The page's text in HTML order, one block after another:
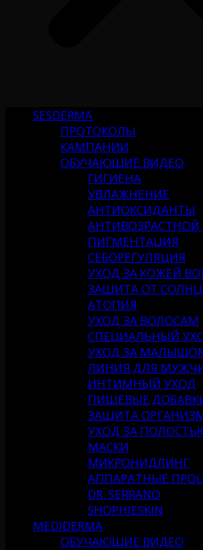
SESDERMA
ПРОТОКОЛЫ
КАМПАНИИ
ОБУЧАЮЩИЕ ВИДЕО
ГИГИЕНА
УВЛАЖНЕНИЕ
АНТИОКСИДАНТЫ
АНТИВОЗРАСТНОЙ
ПИГМЕНТАЦИЯ
СЕБОРЕГУЛЯЦИЯ
УХОД ЗА КОЖЕЙ
ЗАЩИТА ОТ
АТОПИЯ
УХОД ЗА ВОЛОСАМ
СПЕЦИАЛЬНЫЙ
УХОД ЗА
ЛИНИЯ ДЛЯ
ИНТИМНЫЙ УХОД
ПИЩЕВЫЕ
ЗАЩИТА
УХОД ЗА
МАСКИ
МИКРОНИДЛИНГ
АППАРАТНЫЕ
DR. SERRANO
SHOPHIESKIN
MEDIDERMA
ОБУЧАЮЩИЕ ВИДЕО